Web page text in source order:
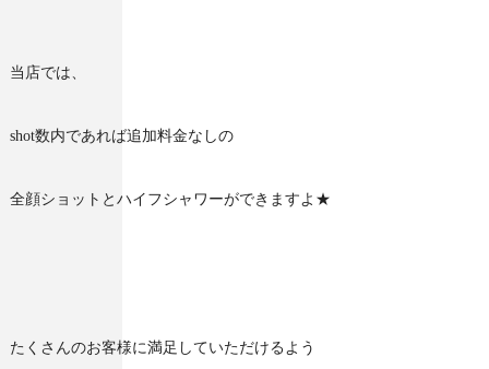
当店では、
shot数内であれば追加料金なしの
全顔ショットとハイフシャワーができますよ★
たくさんのお客様に満足していただけるよう